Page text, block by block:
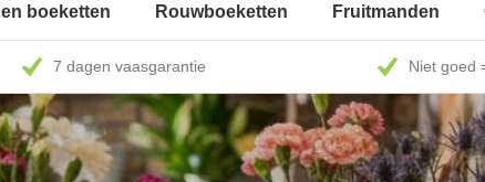
boeketten Rouwboeketten Fruitmanden
7 dagen vaasgarantie Niet goed